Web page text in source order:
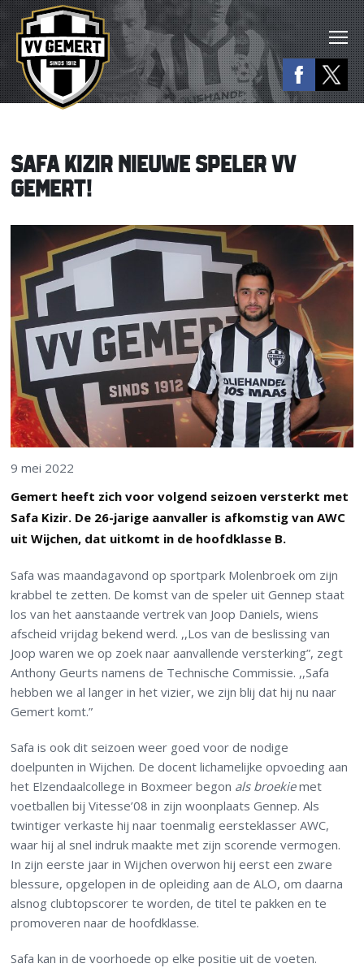
SAFA KIZIR NIEUWE SPELER VV
GEMERT!
9 mei 2022
Gemert heeft zich voor volgend seizoen versterkt met
Safa Kizir. De 26-jarige aanvaller is afkomstig van AWC
uit Wijchen, dat uitkomt in de hoofdklasse B.
Safa was maandagavond op sportpark Molenbroek om zijn
krabbel te zetten. De komst van de speler uit Gennep staat
los van het aanstaande vertrek van Joop Daniels, wiens
afscheid vrijdag bekend werd. ,,Los van de beslissing van
Joop waren we op zoek naar aanvallende versterking”, zegt
Anthony Geurts namens de Technische Commissie. ,,Safa
hebben we al langer in het vizier, we zijn blij dat hij nu naar
Gemert komt.”
Safa is ook dit seizoen weer goed voor de nodige
doelpunten in Wijchen. De docent lichamelijke opvoeding aan
het Elzendaalcollege in Boxmeer begon als broekiemet
voetballen bij Vitesse’08 in zijn woonplaats Gennep. Als
twintiger verkaste hij naar toenmalig eersteklasser AWC,
waar hij al snel indruk maakte met zijn scorende vermogen.
In zijn eerste jaar in Wijchen overwon hij eerst een zware
blessure, opgelopen in de opleiding aan de ALO, om daarna
alsnog clubtopscorer te worden, de titel te pakken en te
promoveren naar de hoofdklasse.
Safa kan in de voorhoede op elke positie uit de voeten.